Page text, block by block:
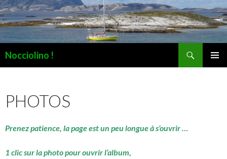
Nocciolino !
PHOTOS
Prenez patience, la page est un peu longue à s’ouvrir …
1 clic sur la photo pour ouvrir l’album,